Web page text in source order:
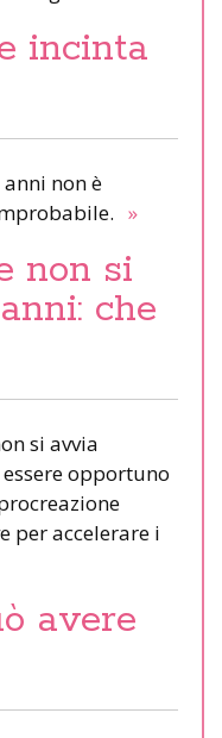
incinta
non è
»
non si
che
si avvia
opportuno
per accelerare i
avere